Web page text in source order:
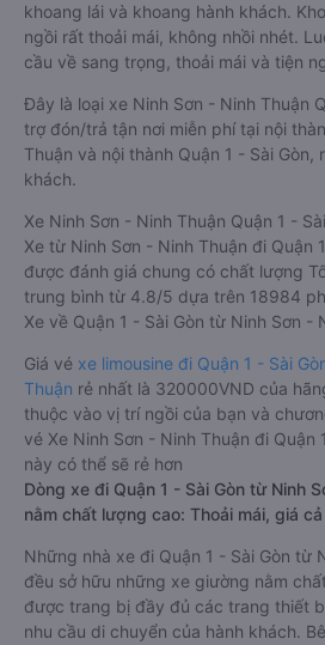
khoang lái và khoang hành khách.
ngồi rất thoải mái, không nhồi nhét.
cầu về sang trọng, thoải mái và tiện
Đây là loại xe Ninh Sơn - Ninh Thuận
trợ đón/trả tận nơi miễn phí tại nội
Thuận và nội thành Quận 1 - Sài Gòn,
khách.
Xe Ninh Sơn - Ninh Thuận Quận 1 -
Xe từ Ninh Sơn - Ninh Thuận đi Quận
được đánh giá chung có chất lượng
trung bình từ 4.8/5 dựa trên 18984
Xe về Quận 1 - Sài Gòn từ Ninh Sơn -
Giá vé xe limousine đi Quận 1 - Sài
Thuận rẻ nhất là 320000VND của
thuộc vào vị trí ngồi của bạn và
vé Xe Ninh Sơn - Ninh Thuận đi Quận
này có thể sẽ rẻ hơn
Dòng xe đi Quận 1 - Sài Gòn từ Ninh
nằm chất lượng cao: Thoải mái, giá
Những nhà xe đi Quận 1 - Sài Gòn từ
đều sở hữu những xe giường nằm
được trang bị đầy đủ các trang thiết
nhu cầu di chuyển của hành khách.